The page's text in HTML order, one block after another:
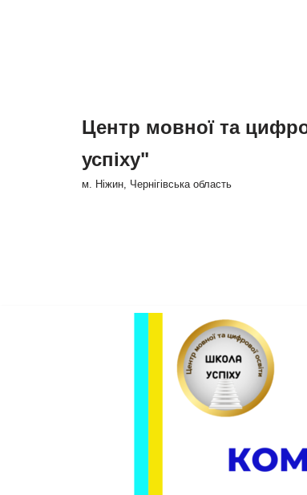
Центр мовної та
успіху"
м. Ніжин, Чернігівська область